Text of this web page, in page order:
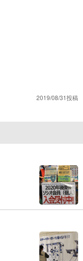
2019/08/31投稿